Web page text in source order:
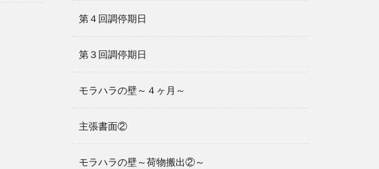
第４回調停期日
第３回調停期日
モラハラの壁～４ヶ月～
主張書面②
モラハラの壁～荷物搬出②～